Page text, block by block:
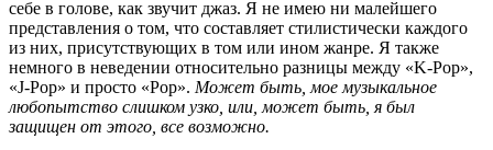
себе в голове, как звучит джаз. Я не имею ни малейшего
представления о том, что составляет стилистически каждого
из них, присутствующих в том или ином жанре. Я также
немного в неведении относительно разницы между «K-Pop»,
«J-Pop» и просто «Pop». Может быть, мое музыкальное
любопытство слишком узко, или, может быть, я был
защищен от этого, все возможно.